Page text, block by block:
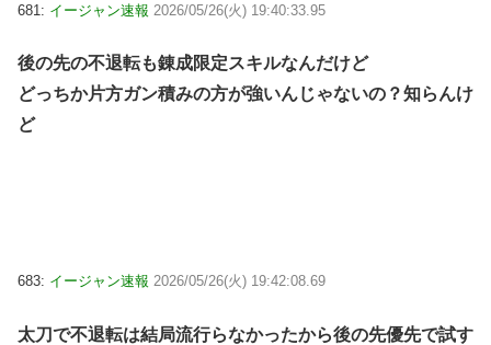
681: イージャン速報 2026/05/26(火) 19:40:33.95
後の先の不退転も錬成限定スキルなんだけど
どっちか片方ガン積みの方が強いんじゃないの？知らんけ
ど
683: イージャン速報 2026/05/26(火) 19:42:08.69
太刀で不退転は結局流行らなかったから後の先優先で試す